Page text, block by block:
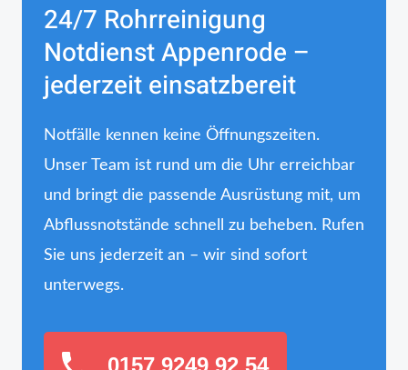
24/7 Rohrreinigung
Notdienst Appenrode –
jederzeit einsatzbereit
Notfälle kennen keine Öffnungszeiten.
Unser Team ist rund um die Uhr erreichbar
und bringt die passende Ausrüstung mit, um
Abflussnotstände schnell zu beheben. Rufen
Sie uns jederzeit an – wir sind sofort
unterwegs.